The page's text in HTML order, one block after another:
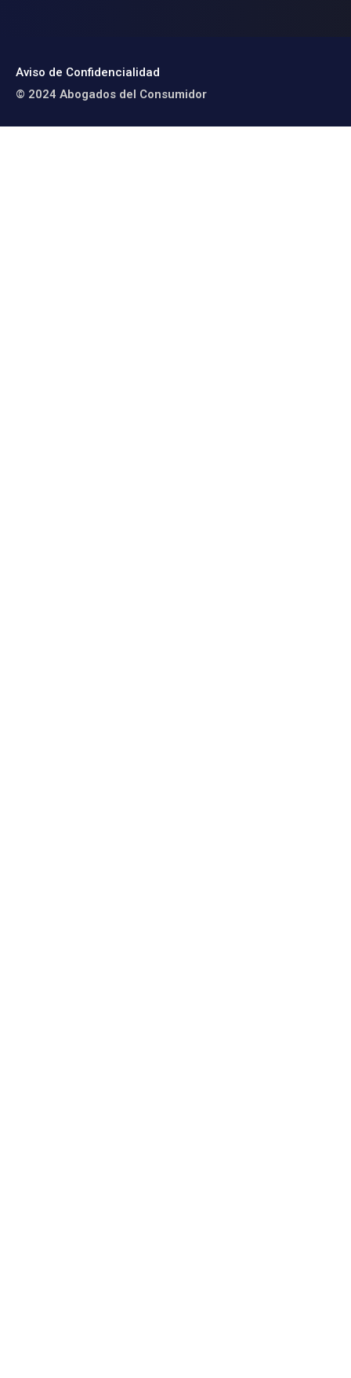
Aviso de Confidencialidad
© 2024 Abogados del Consumidor